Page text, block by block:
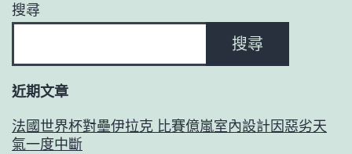
搜尋
搜尋
近期文章
法國世界杯對壘伊拉克 比賽億嵐室內設計因惡劣天
氣一度中斷